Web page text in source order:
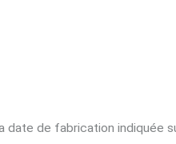
date de fabrication indiquée